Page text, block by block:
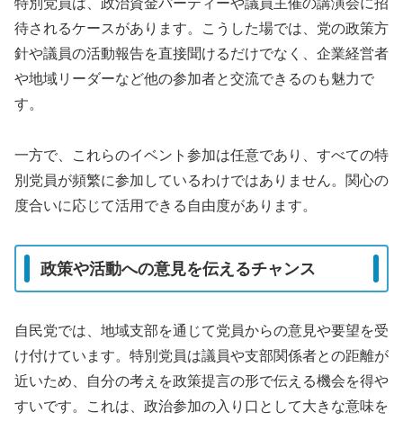
特別党員は、政治資金パーティーや議員主催の講演会に招
待されるケースがあります。こうした場では、党の政策方
針や議員の活動報告を直接聞けるだけでなく、企業経営者
や地域リーダーなど他の参加者と交流できるのも魅力で
す。
一方で、これらのイベント参加は任意であり、すべての特
別党員が頻繁に参加しているわけではありません。関心の
度合いに応じて活用できる自由度があります。
政策や活動への意見を伝えるチャンス
自民党では、地域支部を通じて党員からの意見や要望を受
け付けています。特別党員は議員や支部関係者との距離が
近いため、自分の考えを政策提言の形で伝える機会を得や
すいです。これは、政治参加の入り口として大きな意味を